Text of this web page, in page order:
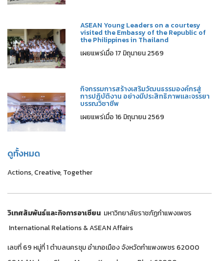
ASEAN Young Leaders on a courtesy
visited the Embassy of the Republic of
the Philippines in Thailand
เผยแพร่เมื่อ 17 มิถุนายน 2569
กิจกรรมการสร้างเสริมวัฒนธรรมองค์กรสู่
การปฏิบัติงาน อย่างมีประสิทธิภาพและจรรยา
บรรณวิชาชีพ
เผยแพร่เมื่อ 16 มิถุนายน 2569
ดูทั้งหมด
Actions, Creative, Together
วิเทศสัมพันธ์และกิจการอาเซียน มหาวิทยาลัยราชภัฏกำแพงเพชร
International Relations & ASEAN Affairs
เลขที่ 69 หมู่ที่ 1 ตำบลนครชุม อำเภอเมือง จังหวัดกำแพงเพชร 62000